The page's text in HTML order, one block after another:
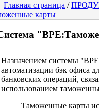
Главная страница /
карты
Назначением системы
автоматизации бэк офиса
банковских операций,
использованием
Таможенные карты